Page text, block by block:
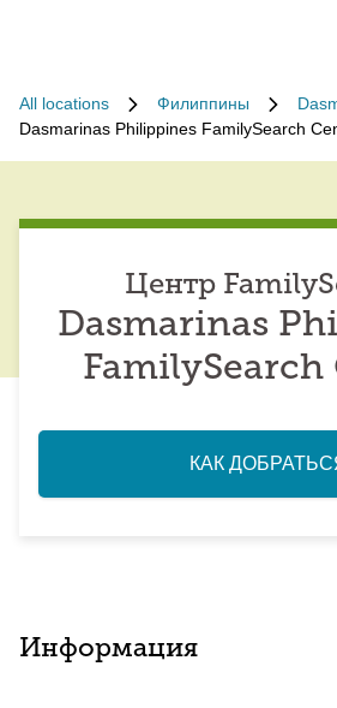
All locations Филиппины
Dasmarinas Philippines FamilySearch
Центр
Dasmarinas
FamilySearch
КАК
Информация